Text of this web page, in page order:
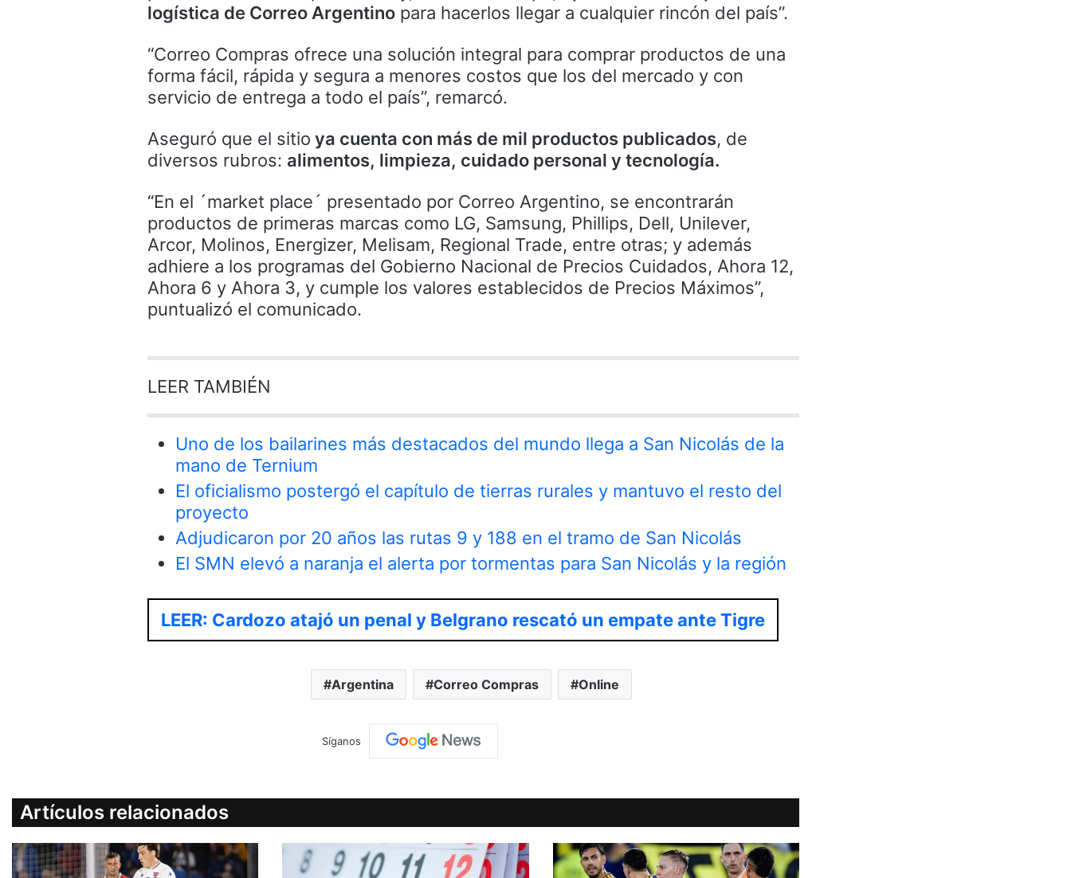
logística de Correo Argentino para hacerlos llegar a cualquier rincón del país”.
“Correo Compras ofrece una solución integral para comprar productos de una
forma fácil, rápida y segura a menores costos que los del mercado y con
servicio de entrega a todo el país”, remarcó.
Aseguró que el sitio ya cuenta con más de mil productos publicados, de
diversos rubros: alimentos, limpieza, cuidado personal y tecnología.
“En el ´market place´ presentado por Correo Argentino, se encontrarán
productos de primeras marcas como LG, Samsung, Phillips, Dell, Unilever,
Arcor, Molinos, Energizer, Melisam, Regional Trade, entre otras; y además
adhiere a los programas del Gobierno Nacional de Precios Cuidados, Ahora 12,
Ahora 6 y Ahora 3, y cumple los valores establecidos de Precios Máximos”,
puntualizó el comunicado.
LEER TAMBIÉN
Uno de los bailarines más destacados del mundo llega a San Nicolás de la
mano de Ternium
El oficialismo postergó el capítulo de tierras rurales y mantuvo el resto del
proyecto
Adjudicaron por 20 años las rutas 9 y 188 en el tramo de San Nicolás
El SMN elevó a naranja el alerta por tormentas para San Nicolás y la región
LEER: Cardozo atajó un penal y Belgrano rescató un empate ante Tigre
Argentina Correo Compras Online
Síganos
Artículos relacionados